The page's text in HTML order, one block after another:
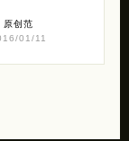
原创范
01/11